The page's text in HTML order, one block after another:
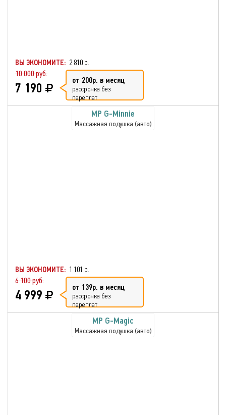
ВЫ ЭКОНОМИТЕ: 2 810 р.
10 000 руб.
7 190 от 200р. в месяц
рассрочка без
переплат
MP G-Minnie
Массажная подушка (авто)
ВЫ ЭКОНОМИТЕ: 1 101 р.
6 100 руб.
4 999 от 139р. в месяц
рассрочка без
переплат
MP G-Magic
Массажная подушка (авто)